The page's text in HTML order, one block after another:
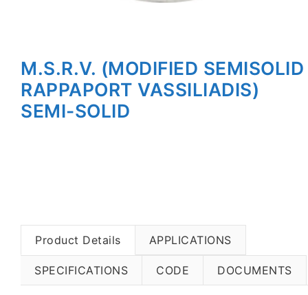
M.S.R.V. (MODIFIED SEMISOLID
RAPPAPORT VASSILIADIS)
SEMI-SOLID
Product Details APPLICATIONS
SPECIFICATIONS CODE DOCUMENTS